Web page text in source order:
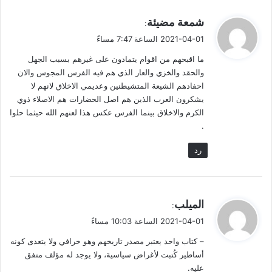
تتحدث عن ثقافة الشعب الإيراني وعلمه وفنه وتاريخه القديم. ونحن
بحاجة إلى سنوات مديدة من البحث والدراسة حتى يمكن فهم وإدراك
عمق الكاتب الكبير”
فما مدى حقيقة هذه المبالغات؟ تعالوا بنا معاً نغوص في العمق.
ليس للشاهنامة مؤلف محدد متفق عليه
المشهور أن الشاهنامة تفرد بكتابتها أبو القاسم منصور بن أحمد بن
فُرَّخ الفردوسي. وقيل الحسن بن علي الطوسي، وأنه توفي سنة
(
[2])
وأنه كان من قرية (رزان) بالقرب من (طوس)، وقد لقب نفسه
يشتغل بستانياً فيها.
لاحظ الطبيعة المتغطرسة للفارسي، وما يضفيه على نفسه – بسبب
عقدة النقص – من ألقاب فخمة. عندما تقرأ لقب (الفردوسي) يسبق
إلى حسك شتى الصور الفخمة التي يتوشح بها من استحق هذا
ي
ل
شمعة مضيئة:
2021-04-01 الساعة 7:47 مساءً
ما اقبحهم من اقوام يتمادون على غيرهم بسبب الجهل
والحقد والخزي والعار الذي هم فيه الفرس المجوس والان
احفادهم الشيعة المتشيطنين وعديمي الاخلاق لانهم لا
يشكرون العرب الذين هم اصل الحضارات هم الاصلاء ذوي
الكرم والاخلاق بينما الفرس عكس هذا لعنهم الله حيثما حلوا
.
رد
ي
ل
الميلب:
2021-04-01 الساعة 10:03 مساءً
– كتاب واحد يعتبر مصدر تاريخهم وهو خرافي ولا يتعدى كونه
أساطير كُتبت لأغراض سياسية، ولا يوجد له مؤلف متفق
عليه.